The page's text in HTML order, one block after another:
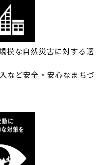
模な自然災害に対する適
など安全・安心なまちづ